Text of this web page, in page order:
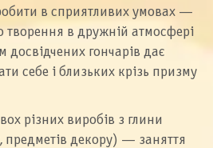
в сприятливих умовах —
творення в дружній атмосфері
досвідчених гончарів дає
себе і близьких крізь призму
різних виробів з глини
предметів декору) — заняття